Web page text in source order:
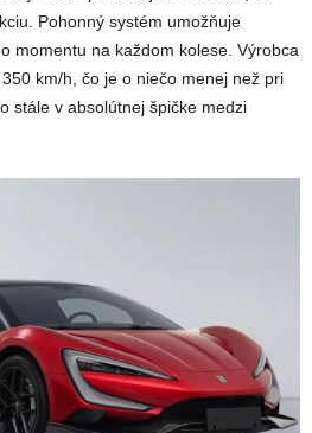
Pohonný systém umožňuje
momentu na každom kolese. Výrobca
km/h, čo je o niečo menej než pri
stále v absolútnej špičke medzi